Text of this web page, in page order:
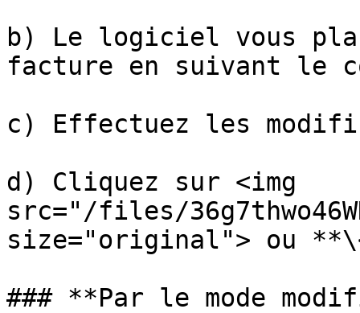
b) Le logiciel vous
facture en suivant le
c) Effectuez les
d) Cliquez sur <img
src="/files/
size="original"> ou
### **Par le mode